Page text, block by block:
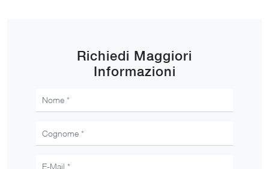
Richiedi Maggiori
Informazioni